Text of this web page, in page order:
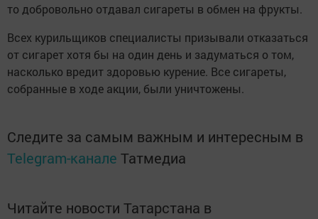
то добровольно отдавал сигареты в обмен на фрукты.
Всех курильщиков специалисты призывали отказаться
от сигарет хотя бы на один день и задуматься о том,
насколько вредит здоровью курение. Все сигареты,
собранные в ходе акции, были уничтожены.
Следите за самым важным и интересным в
Telegram-канале Татмедиа
Читайте новости Татарстана в